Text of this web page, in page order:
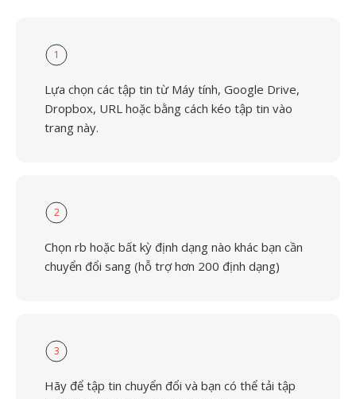
1
Lựa chọn các tập tin từ Máy tính, Google Drive,
Dropbox, URL hoặc bằng cách kéo tập tin vào
trang này.
2
Chọn rb hoặc bất kỳ định dạng nào khác bạn cần
chuyển đổi sang (hỗ trợ hơn 200 định dạng)
3
Hãy để tập tin chuyển đổi và bạn có thể tải tập